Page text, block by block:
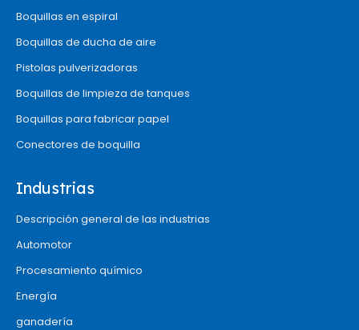
Boquillas en espiral
Boquillas de ducha de aire
Pistolas pulverizadoras
Boquillas de limpieza de tanques
Boquillas para fabricar papel
Conectores de boquilla
Industrias
Descripción general de las industrias
Automotor
Procesamiento químico
Energía
ganadería